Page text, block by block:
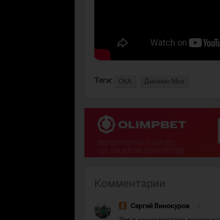
Теги: СКА Динамо Мск
Комментарии
Сергей Винокуров